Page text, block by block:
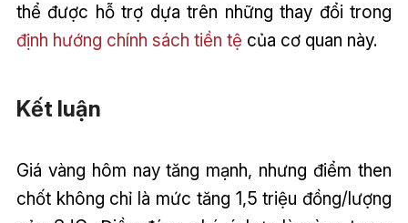
thể được hỗ trợ dựa trên những thay đổi trong
định hướng chính sách tiền tệ của cơ quan này.
Kết luận
Giá vàng hôm nay tăng mạnh, nhưng điểm then
chốt không chỉ là mức tăng 1,5 triệu đồng/lượng